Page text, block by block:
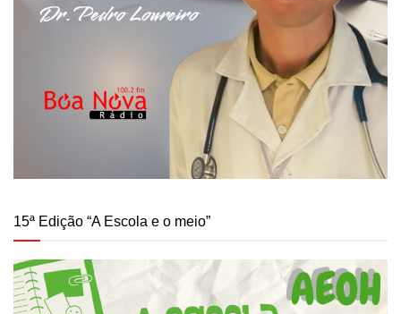
15ª Edição “A Escola e o meio”